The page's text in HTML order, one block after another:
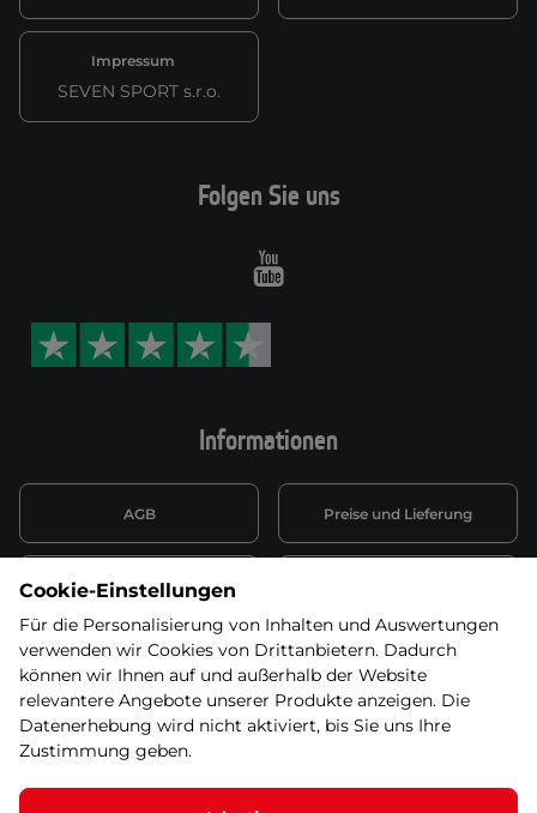
Impressum
SEVEN SPORT s.r.o.
Informationen
AGB Preise und Lieferung
Datenschutzerklärung
Wiederufsbelehrung mit Link
zum Formular
Batterieentsorgung
Informationen zu Elektro-
und Elektonikgeräten
Widerruf erklären
Folgen Sie uns
Youtube
Cookie-Einstellungen
Für die Personalisierung von Inhalten und Auswertungen
verwenden wir Cookies von Drittanbietern. Dadurch
können wir Ihnen auf und außerhalb der Website
relevantere Angebote unserer Produkte anzeigen. Die
Datenerhebung wird nicht aktiviert, bis Sie uns Ihre
Zustimmung geben.